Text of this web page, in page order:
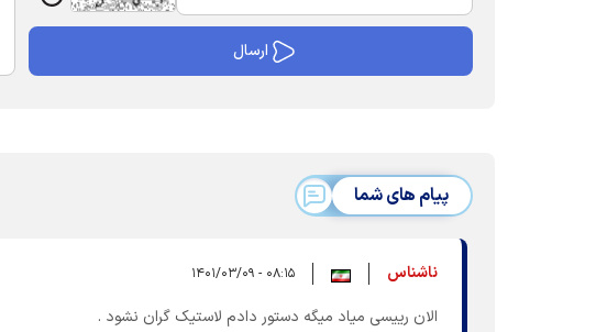
پیام های شما
ناشناس ۰۸:۱۵ - ۱۴۰۱/۰۳/۰۹
الان رییسی میاد میگه دستور دادم لاستیک گران نشود .